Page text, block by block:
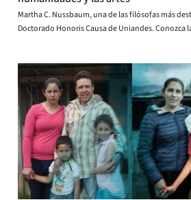
Martha C. Nussbaum, una de las filósofas más
Doctorado Honoris Causa de Uniandes. Conozca